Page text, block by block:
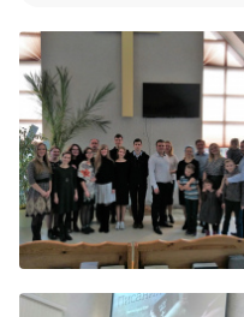
Хор
Прославление
Библия
Воскресная
школа
Фото Воскресной
Видео Воскресной